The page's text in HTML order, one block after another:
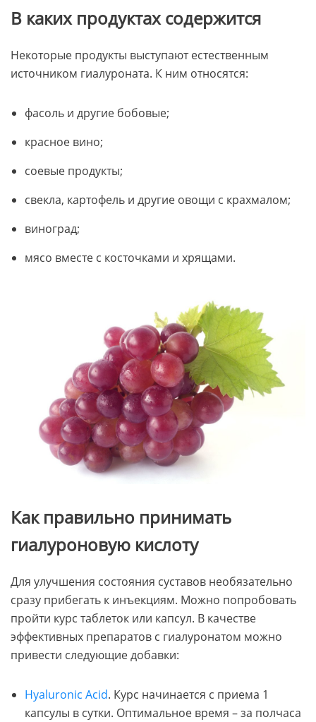
В каких продуктах содержится
Некоторые продукты выступают естественным
источником гиалуроната. К ним относятся:
фасоль и другие бобовые;
красное вино;
соевые продукты;
свекла, картофель и другие овощи с крахмалом;
виноград;
мясо вместе с косточками и хрящами.
Как правильно принимать
гиалуроновую кислоту
Для улучшения состояния суставов необязательно
сразу прибегать к инъекциям. Можно попробовать
пройти курс таблеток или капсул. В качестве
эффективных препаратов с гиалуронатом можно
привести следующие добавки:
Hyaluronic Acid. Курс начинается с приема 1
капсулы в сутки. Оптимальное время – за полчаса